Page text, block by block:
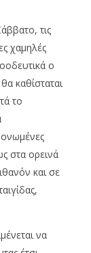
τις
χαμηλές
ο
καθίσταται
το
στα ορεινά
και σε
να